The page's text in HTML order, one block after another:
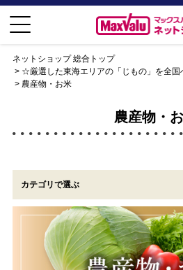
ネットショップ 総合トップ
☆厳選した東海エリアの「じもの」を全国
農産物・お米
農産物・
カテゴリで選ぶ